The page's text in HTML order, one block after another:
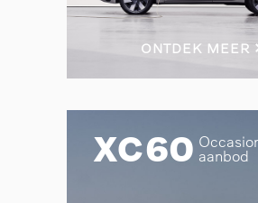
ONTDEK MEER
XC60 aanbod